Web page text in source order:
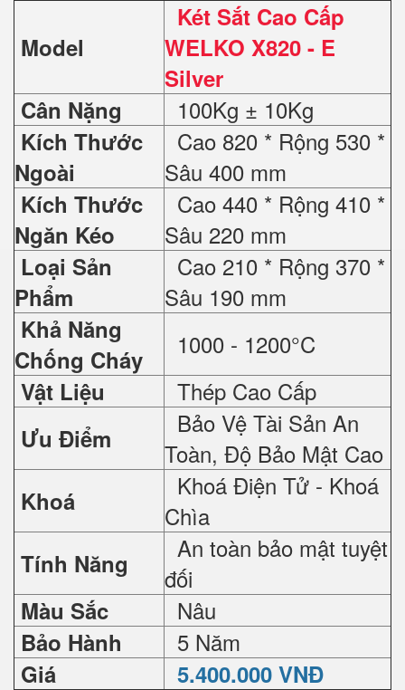
Model
Két Sắt Cao Cấp
WELKO X820 - E
Silver
Cân Nặng
100Kg ± 10Kg
Kích Thước
Ngoài
Cao 820 * Rộng 530 *
Sâu 400 mm
Kích Thước
Ngăn Kéo
Cao 440 * Rộng 410 *
Sâu 220 mm
Loại Sản
Phẩm
Cao 210 * Rộng 370 *
Sâu 190 mm
Khả Năng
Chống Cháy
1000 - 1200°C
Vật Liệu Thép Cao Cấp
Ưu Điểm
Bảo Vệ Tài Sản An
Toàn, Độ Bảo Mật Cao
Khoá
Khoá Điện Tử - Khoá
Chìa
Tính Năng
An toàn bảo mật tuyệt
đối
Màu Sắc Nâu
Bảo Hành 5 Năm
Giá 5.400.000 VNĐ